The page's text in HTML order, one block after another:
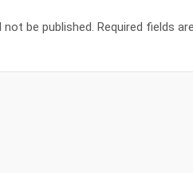
not be published. Required fields